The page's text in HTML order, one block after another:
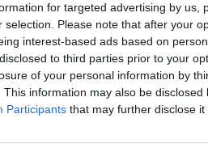
for targeted advertising by us,
selection. Please note that after your
interest-based ads based on
to third parties prior to your
of your personal information by
This information may also be
Participants that may further disclose it
nltimes
azt írja, "Bad Boy" most
egyelőre nem tudunk.
ben megverte Koen
felfüggesztettek. Állítólag
egy ló rúgásaival. Az
is, de ebben az ügyben